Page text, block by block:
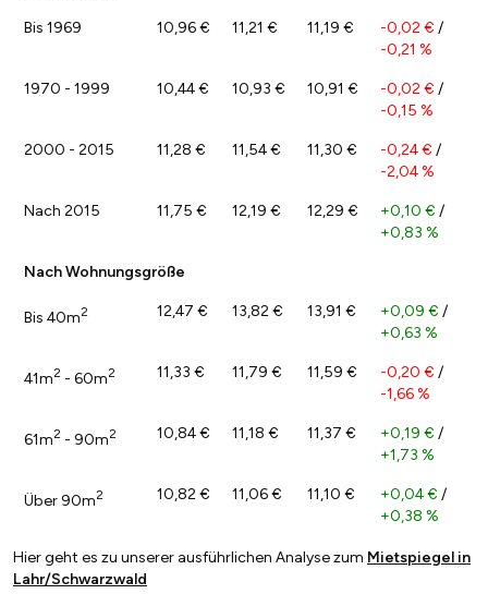
Bis 1969 10,96 € 11,21 € 11,19 € -0,02 € /
-0,21 %
1970 - 1999 10,44 € 10,93 € 10,91 € -0,02 € /
-0,15 %
2000 - 2015 11,28 € 11,54 € 11,30 € -0,24 € /
-2,04 %
Nach 2015 11,75 € 12,19 € 12,29 € +0,10 € /
+0,83 %
Nach Wohnungsgröße
Bis 40m2 12,47 € 13,82 € 13,91 € +0,09 € /
+0,63 %
41m2 - 60m2 11,33 € 11,79 € 11,59 € -0,20 € /
-1,66 %
61m2 - 90m2 10,84 € 11,18 € 11,37 € +0,19 € /
+1,73 %
Über 90m2 10,82 € 11,06 € 11,10 € +0,04 € /
+0,38 %
Hier geht es zu unserer ausführlichen Analyse zum Mietspiegel in
Lahr/Schwarzwald